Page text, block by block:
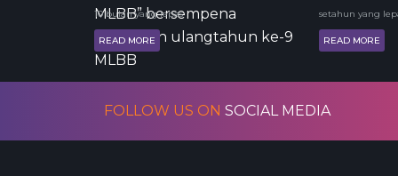
MLBB” bersempena
sambutan ulangtahun ke-9
MLBB
10 bulan yang lepas
READ MORE
setahun yang
READ MORE
FOLLOW US ON SOCIAL MEDIA